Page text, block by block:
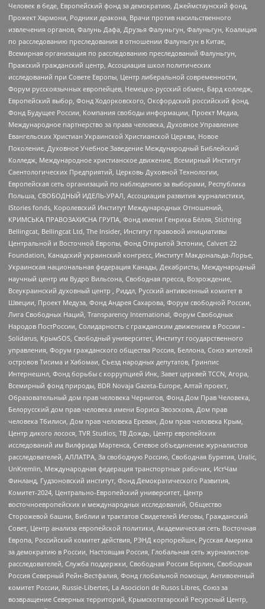
Человек в беде, Европейский фонд за демократию, Джеймстаунский фонд,
Прожект Хармони, Родники дракона, Врачи против насильственного
извлечения органов, Фалунь Дафа, Друзья Фалуньгун, Фалуньгун, Коалиция
по расследованию преследования в отношении Фалуньгун в Китае,
Всемирная организация по расследованию преследований Фалуньгун,
Пражский гражданский центр, Ассоциация школ политических
исследований при Совете Европы, Центр либеральной современности,
Форум русскоязычных европейцев, Немецко-русский обмен, Бард колледж,
Европейский выбор, Фонд Ходорковского, Оксфордский российский фонд,
Фонд Будущее России, Компания свободы информации, Проект Медиа,
Международное партнерство за права человека, Духовное Управление
Евангельских Христиан Украинской Христианской Церкви, Новое
Поколение, Духовное Учебное Заведение Международный Библейский
Колледж, Международное христианское движение, Всемирный Институт
Саентологических Предприятий, Церковь Духовной Технологии,
Европейская сеть организаций по наблюдению за выборами, Республика
Польша, СВОБОДНЫЙ ИДЕЛЬ-УРАЛ, Ассоциация развития журналистики,
IStories fonds, Королевский Институт Международных Отношений,
КРИМСЬКА ПРАВОЗАХИСНА ГРУПА, Фонд имени Генриха Бёлля, Stichting
Bellingcat, Bellingcat Ltd, The Insider, Институт правовой инициативы
Центральной и Восточной Европы, Фонд Открытой Эстонии, Calvert 22
Foundation, Канадский украинский конгресс, Институт Макдональда-Лорье,
Украинская национальная федерация Канады, Декабристы, Международный
научный центр им Вудро Вильсона, Свободная пресса, Возрождение,
Всеукраинский духовный центр , Риддл, Русский антивоенный комитет в
Швеции, Проект Медуза, Фонд Андрея Сахарова, Форум свободной России,
Лига Свободных Наций, Transparеncy International, Форум Свободных
Народов ПостРоссии, Солидарность с гражданским движением в России –
Solidarus, КрымSOS, Свободный университет, Институт государственного
управления, Форум гражданского общества Россия, Беллона, Союз жителей
островов Тисима и Хабомаи, Съезд народных депутатов, Гринпис
Интернешнл, Фонд борьбы с коррупцией Инк, Завет церквей TCCN, Агора,
Всемирный фонд природы, BDR Novaja Gazeta-Europe, Алтай проект,
Образовательный дом прав человека Чернигов, Фонд Дом Прав Человека,
Белорусский дом прав человека имени Бориса Звозскова, Дом прав
человека Тбилиси, Дом прав человека Ереван, Дом прав человека Крым,
Центр дикого лосося, TVR Studios, ТВ Дождь, Центр европейских
исследований им Вилфрида Мартенса, Сетевое объединение журналистов
расследователей, АЛЛАТРА, За свободную Россию, Свободная Бурятия, Uralic,
UnKremlin, Международная федерация транспортных рабочих, ИстЧам
Финланд, Гудзоновский институт, Фонд Демократического Развития,
Комитет-2024, Центрально-Европейский университет, Центр
восточноевропейских и международных исследований, Общество
Сторожевой башни, Библии и трактатов Свидетелей Иеговы, Гражданский
Совет, Центр анализа европейской политики, Академическая сеть Восточная
Европа, Российский комитет действия, РЭНД корпорейшн, Русская Америка
за демократию в России, Настоящая Россия, Глобальная сеть журналистов-
расследователей, Служба поддержки, Свободная Россия Берлин, Свободная
Россия Северный Рейн-Вестфалия, Фонд глобальной помощи, Антивоенный
комитет России, Russie-Libertes, La Asocicion de Rusos Libres, Союз за
возвращение Северных территорий, Крымскотатарский Ресурсный Центр,